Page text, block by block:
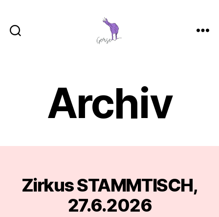
Archiv
Categories
Zirkus STAMMTISCH,
27.6.2026